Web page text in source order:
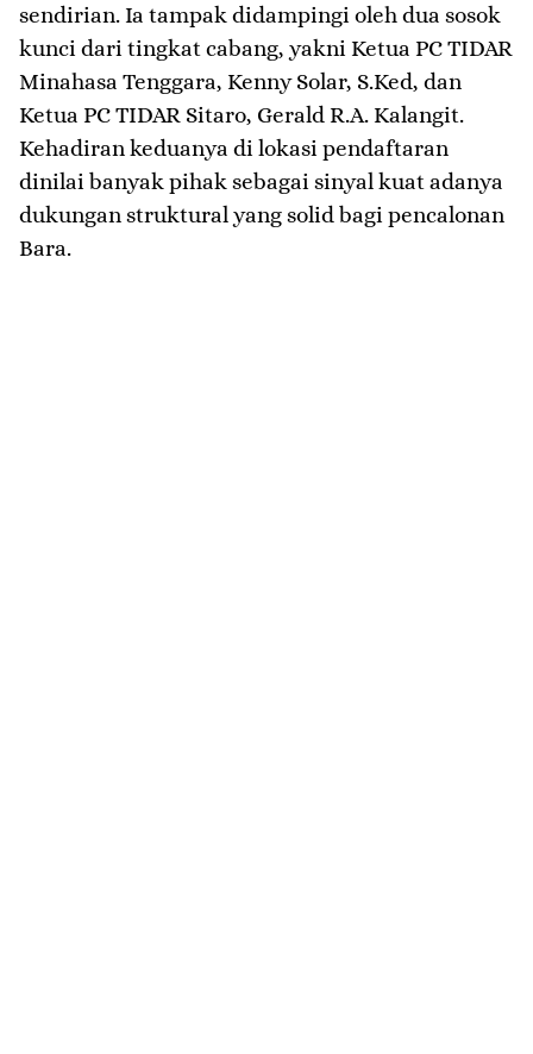
sendirian. Ia tampak didampingi oleh dua sosok
kunci dari tingkat cabang, yakni Ketua PC TIDAR
Minahasa Tenggara, Kenny Solar, S.Ked, dan
Ketua PC TIDAR Sitaro, Gerald R.A. Kalangit.
Kehadiran keduanya di lokasi pendaftaran
dinilai banyak pihak sebagai sinyal kuat adanya
dukungan struktural yang solid bagi pencalonan
Bara.